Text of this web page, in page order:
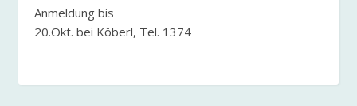
Anmeldung bis
20.Okt. bei Köberl, Tel. 1374